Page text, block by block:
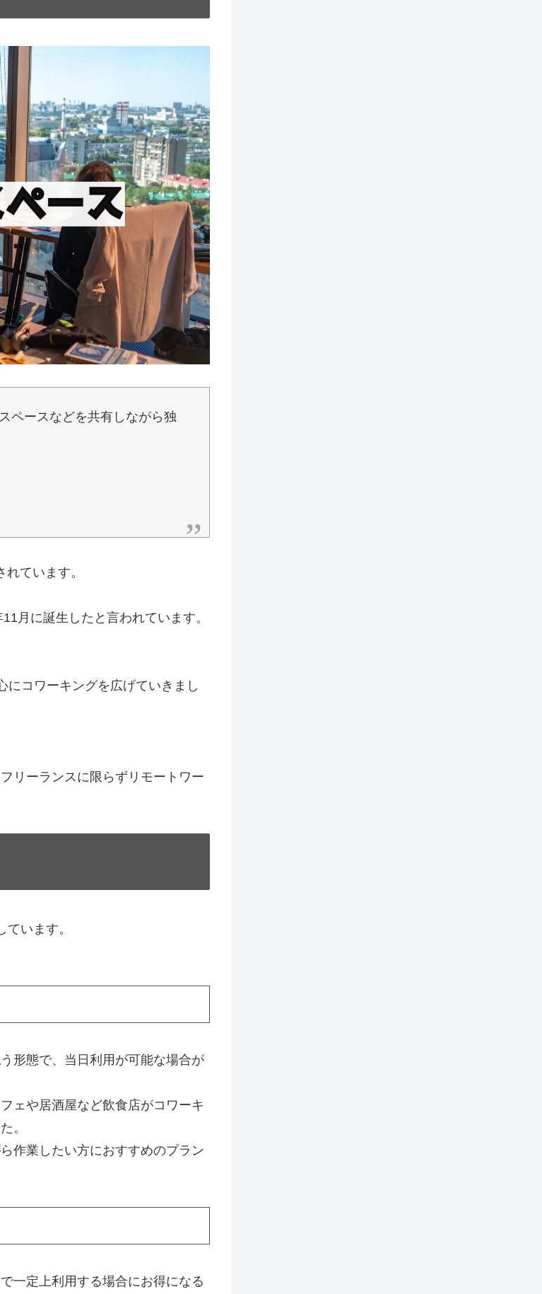
ペースなどを共有しながら独
ています。
月に誕生したと言われています。
にコワーキングを広げていきまし
リーランスに限らずリモートワー
います。
形態で、当日利用が可能な場合が
ェや居酒屋など飲食店がコワーキ
。
作業したい方におすすめのプラン
一定上利用する場合にお得になる